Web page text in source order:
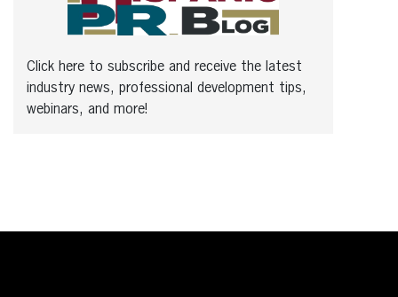
Click here to subscribe and receive the latest
industry news, professional development tips,
webinars, and more!